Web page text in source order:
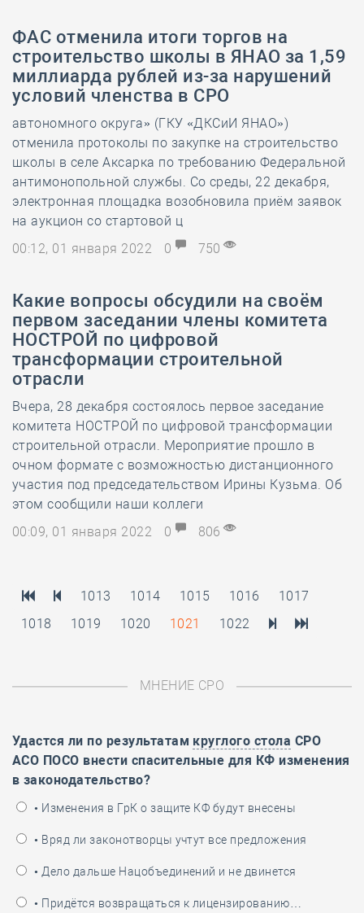
​ФАС отменила итоги торгов на
строительство школы в ЯНАО за 1,59
миллиарда рублей из-за нарушений
условий членства в СРО
автономного округа» (ГКУ «ДКСиИ ЯНАО»)
отменила протоколы по закупке на строительство
школы в селе Аксарка по требованию Федеральной
антимонопольной службы. Со среды, 22 декабря,
электронная площадка возобновила приём заявок
на аукцион со стартовой ц
00:12, 01 января 2022
0 750
Какие вопросы обсудили на своём
первом заседании члены комитета
НОСТРОЙ по цифровой
трансформации строительной
отрасли
Вчера, 28 декабря состоялось первое заседание
комитета НОСТРОЙ по цифровой трансформации
строительной отрасли. Мероприятие прошло в
очном формате с возможностью дистанционного
участия под председательством Ирины Кузьма. Об
этом сообщили наши коллеги
00:09, 01 января 2022
0 806
1013 1014 1015 1016
1017
1018
1019 1020 1021 1022
МНЕНИЕ СРО
Удастся ли по результатам круглого стола СРО
АСО ПОСО внести спасительные для КФ изменения
в законодательство?
• Изменения в ГрК о защите КФ будут внесены
• Вряд ли законотворцы учтут все предложения
• Дело дальше Нацобъединений и не двинется
• Придётся возвращаться к лицензированию…